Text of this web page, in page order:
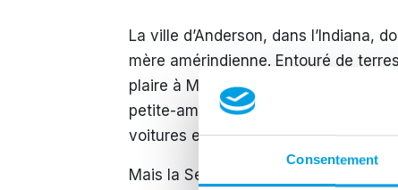
Consentement
La ville d’Anderson, dans l’Indiana,
mère amérindienne. Entouré de
plaire à Melvin « Bud » Biddle qui y
petite-amie Leona et travaillait chez
voitures et plus grand employeur de
Mais la Seconde Guerre mondiale